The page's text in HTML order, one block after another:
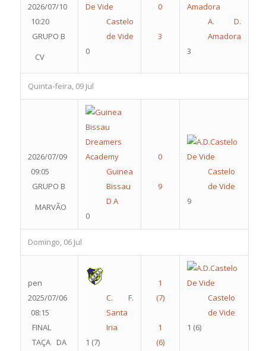
2026/07/10
10:20
GRUPO B
CV
Castelo
de Vide
0
A. D.
Amadora
3
Quinta-feira, 09 Jul
2026/07/09
09:05
GRUPO B
MARVÃO
Guinea
Bissau
D A
0
Castelo
de Vide
9
Domingo, 06 Jul
pen
2025/07/06
08:15
FINAL
TAÇA DA
C. F.
Santa
Iria
1 (7)
Castelo
de Vide
1 (6)